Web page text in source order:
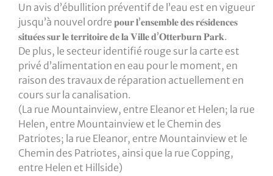
Un avis d’ébullition préventif de l’eau est en vigueur
jusqu’à nouvel ordre 𝐩𝐨𝐮𝐫 𝐥’𝐞𝐧𝐬𝐞𝐦𝐛𝐥𝐞 𝐝𝐞𝐬 𝐫𝐞́𝐬𝐢𝐝𝐞𝐧𝐜𝐞𝐬
𝐬𝐢𝐭𝐮𝐞́𝐞𝐬 𝐬𝐮𝐫 𝐥𝐞 𝐭𝐞𝐫𝐫𝐢𝐭𝐨𝐢𝐫𝐞 𝐝𝐞 𝐥𝐚 𝐕𝐢𝐥𝐥𝐞 𝐝’𝐎𝐭𝐭𝐞𝐫𝐛𝐮𝐫𝐧 𝐏𝐚𝐫𝐤.
De plus, le secteur identifié rouge sur la carte est
privé d’alimentation en eau pour le moment, en
raison des travaux de réparation actuellement en
cours sur la canalisation.
(La rue Mountainview, entre Eleanor et Helen; la rue
Helen, entre Mountainview et le Chemin des
Patriotes; la rue Eleanor, entre Mountainview et le
Chemin des Patriotes, ainsi que la rue Copping,
entre Helen et Hillside)